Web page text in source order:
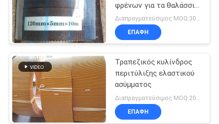
φρένων για τα θαλάσσια
μηχανήματα κατασκευήςΔιαπραγματεύσιμος MOQ:300 κλ
ΕΠΑΦΉ
Τραπεζικός κυλίνδρος
περιτύλιξης ελαστικού
ασύμματος
Διαπραγματεύσιμος MOQ:200 κιλά
ΕΠΑΦΉ